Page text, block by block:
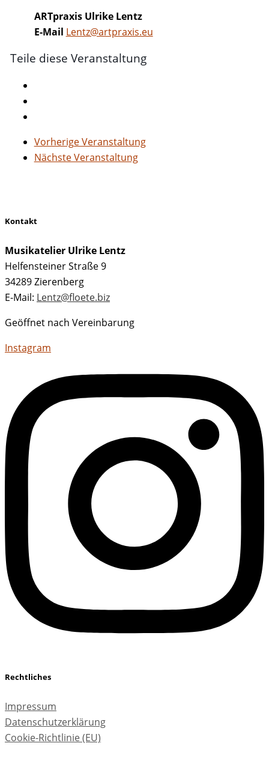
ARTpraxis Ulrike Lentz
E-Mail Lentz@artpraxis.eu
Teile diese Veranstaltung
Vorherige Veranstaltung
Nächste Veranstaltung
Kontakt
Musikatelier Ulrike Lentz
Helfensteiner Straße 9
34289 Zierenberg
E-Mail: Lentz@floete.biz
Geöffnet nach Vereinbarung
Instagram
Rechtliches
Impressum
Datenschutzerklärung
Cookie-Richtlinie (EU)